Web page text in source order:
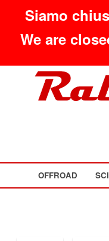
Siamo
We are
OFFROAD SCI